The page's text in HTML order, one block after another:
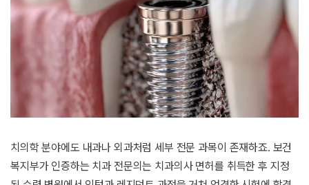
치의학 분야에도 내과나 외과처럼 세부 전문 과목이 존재하죠. 보건
복지부가 인증하는 치과 전문의는 치과의사 면허를 취득한 후 지정